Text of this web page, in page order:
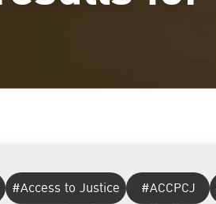
#Access to Justice #ACCPCJ